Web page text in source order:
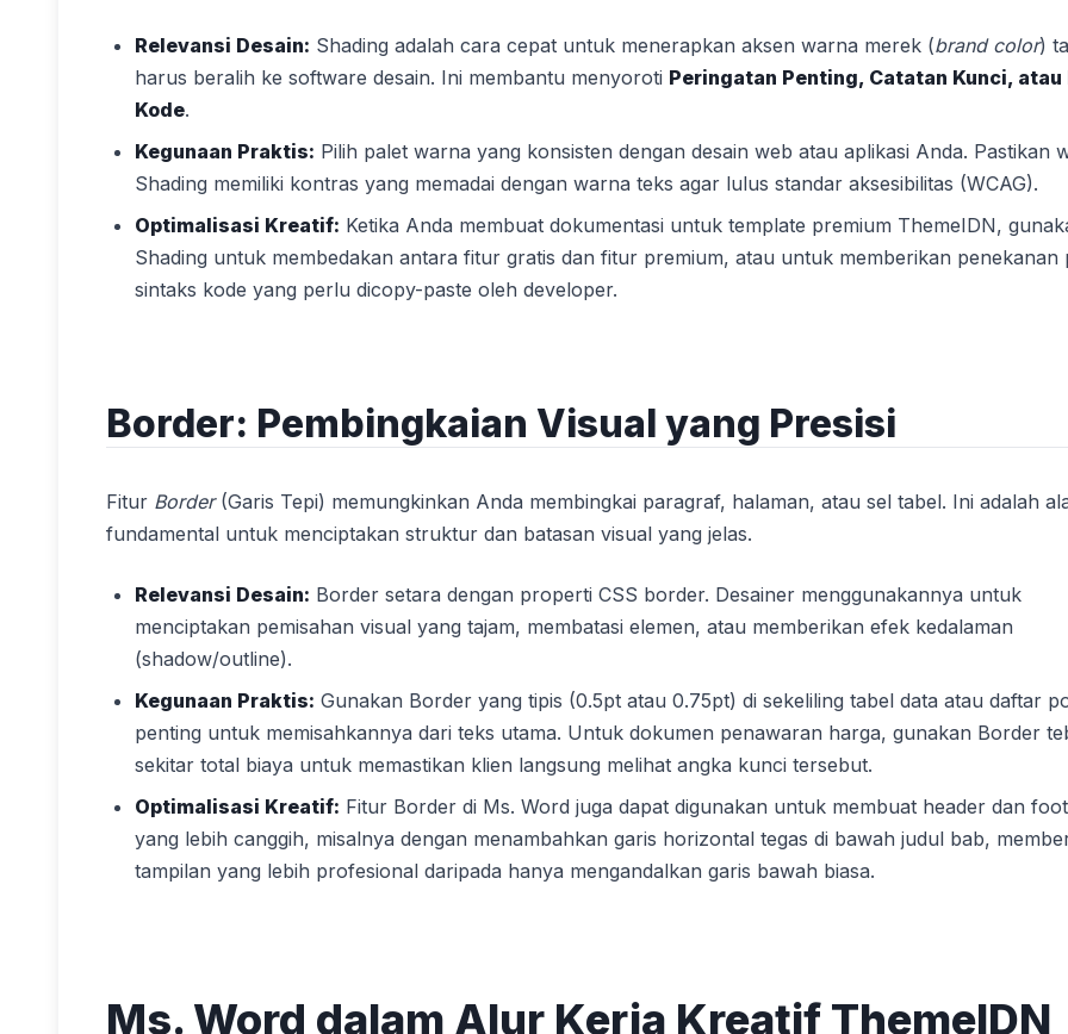
Relevansi Desain: Shading adalah cara cepat untuk menerapkan aksen warna merek (brand color)
harus beralih ke software desain. Ini membantu menyoroti Peringatan Penting, Catatan Kunci, atau
Kode.
Kegunaan Praktis: Pilih palet warna yang konsisten dengan desain web atau aplikasi Anda. Pastikan
Shading memiliki kontras yang memadai dengan warna teks agar lulus standar aksesibilitas (WCAG).
Optimalisasi Kreatif: Ketika Anda membuat dokumentasi untuk template premium ThemeIDN,
Shading untuk membedakan antara fitur gratis dan fitur premium, atau untuk memberikan penekanan
sintaks kode yang perlu dicopy-paste oleh developer.
Border: Pembingkaian Visual yang Presisi
Fitur Border(Garis Tepi) memungkinkan Anda membingkai paragraf, halaman, atau sel tabel. Ini adalah
fundamental untuk menciptakan struktur dan batasan visual yang jelas.
Relevansi Desain: Border setara dengan properti CSS border. Desainer menggunakannya untuk
menciptakan pemisahan visual yang tajam, membatasi elemen, atau memberikan efek kedalaman
(shadow/outline).
Kegunaan Praktis: Gunakan Border yang tipis (0.5pt atau 0.75pt) di sekeliling tabel data atau daftar
penting untuk memisahkannya dari teks utama. Untuk dokumen penawaran harga, gunakan Border
sekitar total biaya untuk memastikan klien langsung melihat angka kunci tersebut.
Optimalisasi Kreatif: Fitur Border di Ms. Word juga dapat digunakan untuk membuat header dan
yang lebih canggih, misalnya dengan menambahkan garis horizontal tegas di bawah judul bab,
tampilan yang lebih profesional daripada hanya mengandalkan garis bawah biasa.
Ms. Word dalam Alur Kerja Kreatif ThemeIDN